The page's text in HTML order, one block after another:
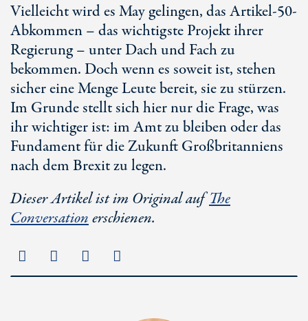
Vielleicht wird es May gelingen, das Artikel-50-
Abkommen – das wichtigste Projekt ihrer
Regierung – unter Dach und Fach zu
bekommen. Doch wenn es soweit ist, stehen
sicher eine Menge Leute bereit, sie zu stürzen.
Im Grunde stellt sich hier nur die Frage, was
ihr wichtiger ist: im Amt zu bleiben oder das
Fundament für die Zukunft Großbritanniens
nach dem Brexit zu legen.
Dieser Artikel ist im Original aufThe
Conversationerschienen.